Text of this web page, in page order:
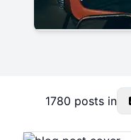
1780 posts in